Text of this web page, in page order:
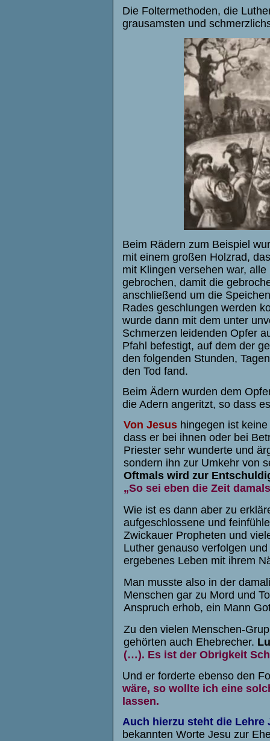
Die Foltermethoden, die
grausamsten und
Beim Rädern zum Beispiel
mit einem großen Holzrad,
mit Klingen versehen war, alle
gebrochen, damit die
anschließend um die
Rades geschlungen werden
wurde dann mit dem unter
Schmerzen leidenden Opfer
Pfahl befestigt, auf dem der
den folgenden Stunden,
den Tod fand.
Beim Ädern wurden dem
die Adern angeritzt, so dass
Von Jesus hingegen ist
dass er bei ihnen oder bei
Priester sehr wunderte und
sondern ihn zur Umkehr von
Oftmals wird zur
„So sei eben die Zeit
Wie ist es dann aber zu
aufgeschlossene und
Zwickauer Propheten und
Luther genauso verfolgen
ergebenes Leben mit ihrem
Man musste also in der
Menschen gar zu Mord und
Anspruch erhob, ein Mann
Zu den vielen Menschen-
gehörten auch Ehebrecher.
(…). Es ist der Obrigkeit
Und er forderte ebenso den
wäre, so wollte ich eine
lassen.
Auch hierzu steht die Lehre
bekannten Worte Jesu zur